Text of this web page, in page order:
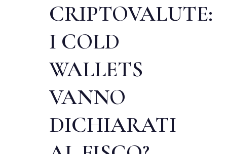
CRIPTOVALUTE:
I COLD
WALLETS
VANNO
DICHIARATI